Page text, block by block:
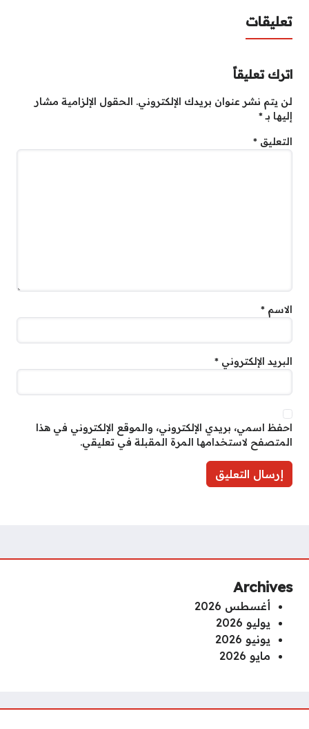
تعليقات
اترك تعليقاً
لن يتم نشر عنوان بريدك الإلكتروني. الحقول الإلزامية مشار
إليها بـ*
التعليق *
الاسم *
البريد الإلكتروني *
احفظ اسمي، بريدي الإلكتروني، والموقع الإلكتروني في هذا
المتصفح لاستخدامها المرة المقبلة في تعليقي.
Archives
أغسطس 2026
يوليو 2026
يونيو 2026
مايو 2026